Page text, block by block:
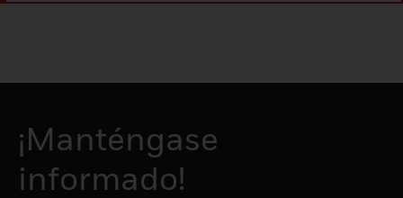
¡Manténgase
informado!